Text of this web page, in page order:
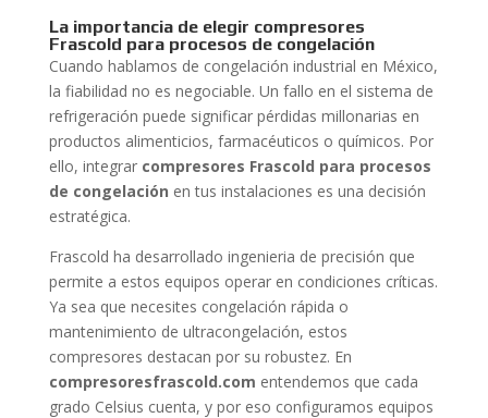
La importancia de elegir compresores
Frascold para procesos de congelación
Cuando hablamos de congelación industrial en México,
la fiabilidad no es negociable. Un fallo en el sistema de
refrigeración puede significar pérdidas millonarias en
productos alimenticios, farmacéuticos o químicos. Por
ello, integrar compresores Frascold para procesos
de congelación en tus instalaciones es una decisión
estratégica.
Frascold ha desarrollado ingenieria de precisión que
permite a estos equipos operar en condiciones críticas.
Ya sea que necesites congelación rápida o
mantenimiento de ultracongelación, estos
compresores destacan por su robustez. En
compresoresfrascold.com entendemos que cada
grado Celsius cuenta, y por eso configuramos equipos